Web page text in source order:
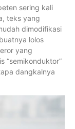
sering kali
teks yang
dimodifikasi
lolos
yang
“semikonduktor”
dangkalnya